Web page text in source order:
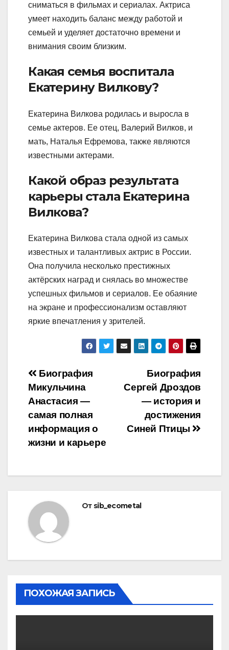
сниматься в фильмах и сериалах. Актриса
умеет находить баланс между работой и
семьей и уделяет достаточно времени и
внимания своим близким.
Какая семья воспитала
Екатерину Вилкову?
Екатерина Вилкова родилась и выросла в
семье актеров. Ее отец, Валерий Вилков, и
мать, Наталья Ефремова, также являются
известными актерами.
Какой образ результата
карьеры стала Екатерина
Вилкова?
Екатерина Вилкова стала одной из самых
известных и талантливых актрис в России.
Она получила несколько престижных
актёрских наград и снялась во множестве
успешных фильмов и сериалов. Ее обаяние
на экране и профессионализм оставляют
яркие впечатления у зрителей.
Навигация
по
записям
Биография
Сергей Дроздов
— история и
достижения
Синей Птицы
Биография
Микульчина
Анастасия —
самая полная
информация о
жизни и карьере
От sib_ecometal
ПОХОЖАЯ ЗАПИСЬ